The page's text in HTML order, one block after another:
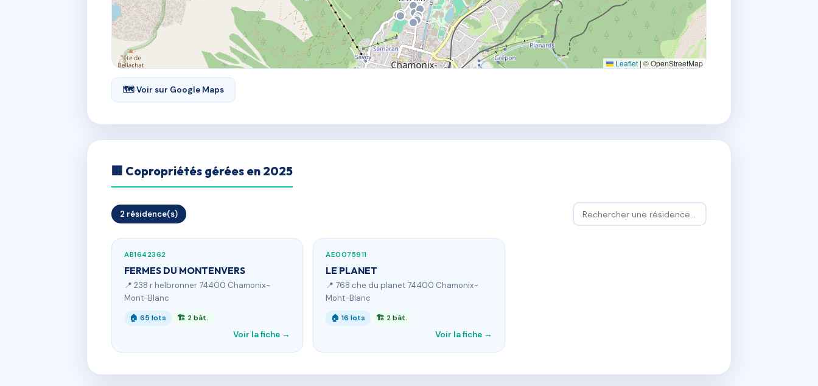
Leaflet | © OpenStreetMap
🗺 Voir sur Google Maps
🏢 Copropriétés gérées en 2025
2 résidence(s)
AB1642362
FERMES DU MONTENVERS
📍 238 r helbronner 74400 Chamonix-
Mont-Blanc
🏠 65 lots 🏗 2 bât.
Voir la fiche →
AE0075911
LE PLANET
📍 768 che du planet 74400 Chamonix-
Mont-Blanc
🏠 16 lots 🏗 2 bât.
Voir la fiche →